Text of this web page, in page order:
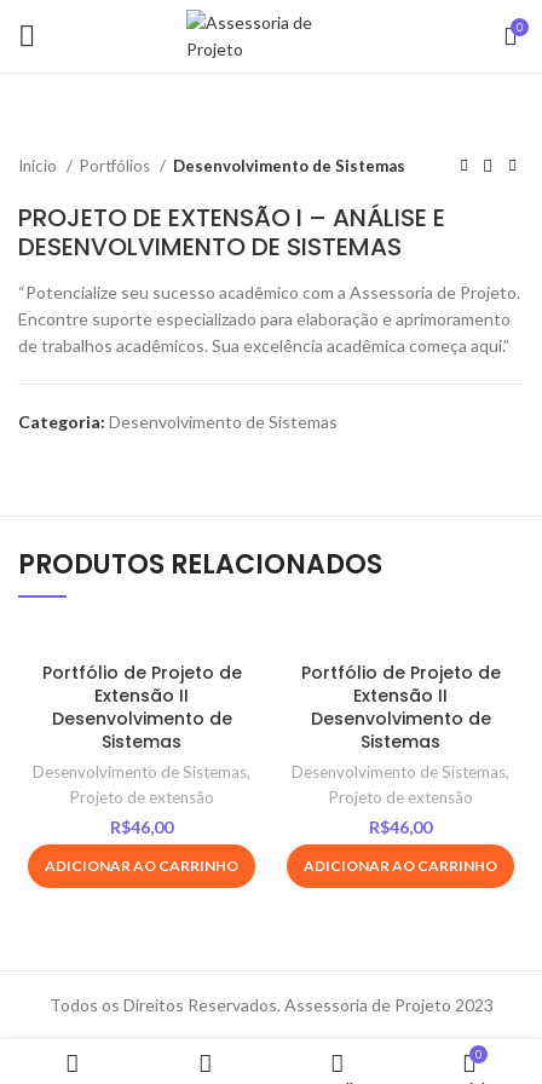
0
Início Portfólios Desenvolvimento de Sistemas
PROJETO DE EXTENSÃO I – ANÁLISE E
DESENVOLVIMENTO DE SISTEMAS
“Potencialize seu sucesso acadêmico com a Assessoria de Projeto.
Encontre suporte especializado para elaboração e aprimoramento
de trabalhos acadêmicos. Sua excelência acadêmica começa aqui.”
Categoria: Desenvolvimento de Sistemas
PRODUTOS RELACIONADOS
Portfólio de Projeto de
Extensão II
Desenvolvimento de
Sistemas
Desenvolvimento de Sistemas,
Projeto de extensão
R$46,00
ADICIONAR AO CARRINHO
Portfólio de Projeto de
Extensão II
Desenvolvimento de
Sistemas
Desenvolvimento de Sistemas,
Projeto de extensão
R$46,00
ADICIONAR AO CARRINHO
Todos os Direitos Reservados. Assessoria de Projeto 2023
0